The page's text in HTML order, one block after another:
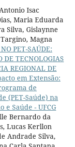
Isac
Maria Eduarda
Silva, Gislaynne
Magna
PET-SAÚDE:
DE TECNOLOGIAS
REGIONAL DE
em Extensão:
de
(PET-Saúde) na
e Saúde - UFCG
Bernardo da
Lucas Kerllon
Andrade Silva,